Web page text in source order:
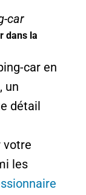
car
dans la
car en
un
détail
votre
les